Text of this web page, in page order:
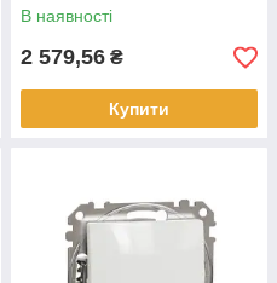
В наявності
2 579,56 ₴
Купити